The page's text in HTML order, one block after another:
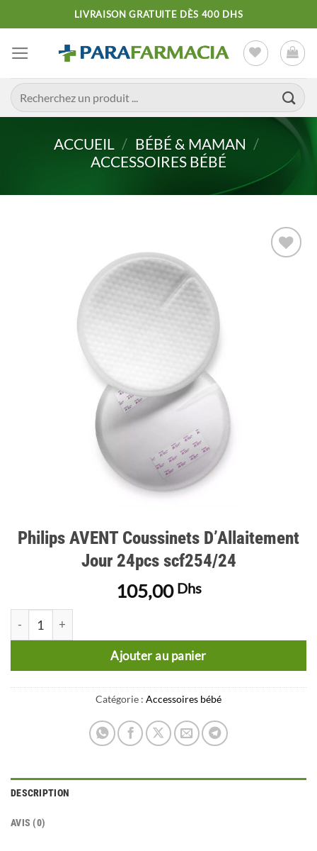
au
contenu
LIVRAISON GRATUITE DÈS 400 DHS
Recherche
pour :
ACCUEIL / BÉBÉ & MAMAN /
ACCESSOIRES BÉBÉ
Philips AVENT Coussinets D’Allaitement
Jour 24pcs scf254/24
105,00 Dhs
quantité de Philips AVENT Coussinets D'Allaitement Jour
Ajouter au panier
Catégorie : Accessoires bébé
DESCRIPTION
AVIS (0)